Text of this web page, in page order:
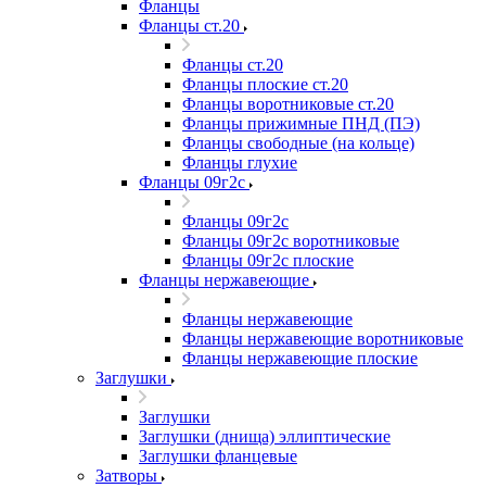
Фланцы
Фланцы ст.20
Фланцы ст.20
Фланцы плоские ст.20
Фланцы воротниковые ст.20
Фланцы прижимные ПНД (ПЭ)
Фланцы свободные (на кольце)
Фланцы глухие
Фланцы 09г2с
Фланцы 09г2с
Фланцы 09г2с воротниковые
Фланцы 09г2с плоские
Фланцы нержавеющие
Фланцы нержавеющие
Фланцы нержавеющие воротниковые
Фланцы нержавеющие плоские
Заглушки
Заглушки
Заглушки (днища) эллиптические
Заглушки фланцевые
Затворы